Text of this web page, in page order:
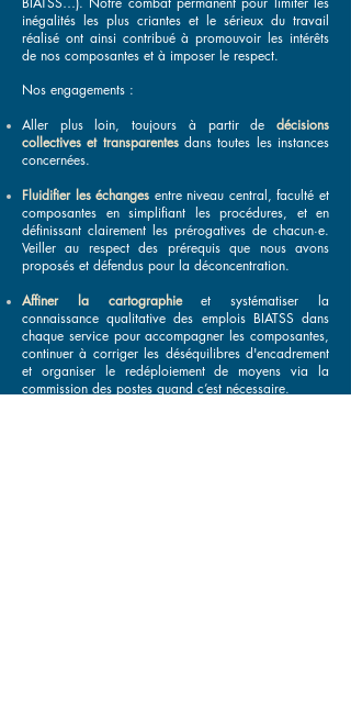
inégalités les plus criantes et le sérieux du travail
réalisé ont ainsi contribué à promouvoir les intérêts
de nos composantes et à imposer le respect.
Nos engagements :
Aller plus loin, toujours à partir de décisions
collectives et transparentesdans toutes les instances
concernées.
Fluidifier les échanges entre niveau central, faculté et
composantes en simplifiant les procédures, et en
définissant clairement les prérogatives de chacun·e.
Veiller au respect des prérequis que nous avons
proposés et défendus pour la déconcentration.
Affiner la cartographieet systématiser la
connaissance qualitative des emplois BIATSS dans
chaque service pour accompagner les composantes,
continuer à corriger les déséquilibres d'encadrement
et organiser le redéploiement de moyens via la
commission des postes quand c’est nécessaire.